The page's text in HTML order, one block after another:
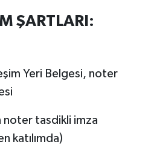
ŞARTLARI:
Yeri Belgesi, noter
noter tasdikli imza
katılımda)